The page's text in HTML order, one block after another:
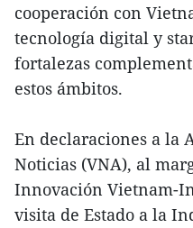
cooperación con
tecnología digital y
fortalezas
estos ámbitos.
En declaraciones a la
Noticias (VNA), al
Innovación Vietnam-
visita de Estado a la